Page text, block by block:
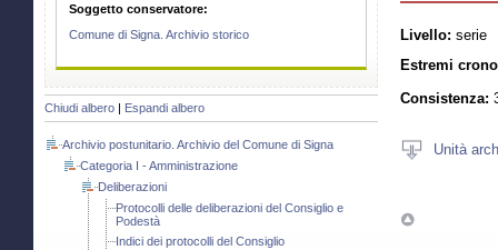
Soggetto conservatore:
Comune di Signa. Archivio storico
Chiudi albero Espandi albero
Archivio postunitario. Archivio del Comune di Signa
Categoria I - Amministrazione
Deliberazioni
Protocolli delle deliberazioni del Consiglio e
Podestà
Indici dei protocolli del Consiglio
Livello: serie
Estremi
Consistenza:
Unità